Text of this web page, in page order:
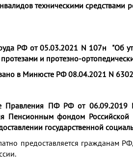
техническими
РФ от 05.03.2021 N 107н "Об
и протезно-
в Минюсте РФ 08.04.2021 N
Правления ПФ РФ от 06.09.2019
Пенсионным фондом
государственной
предоставляется